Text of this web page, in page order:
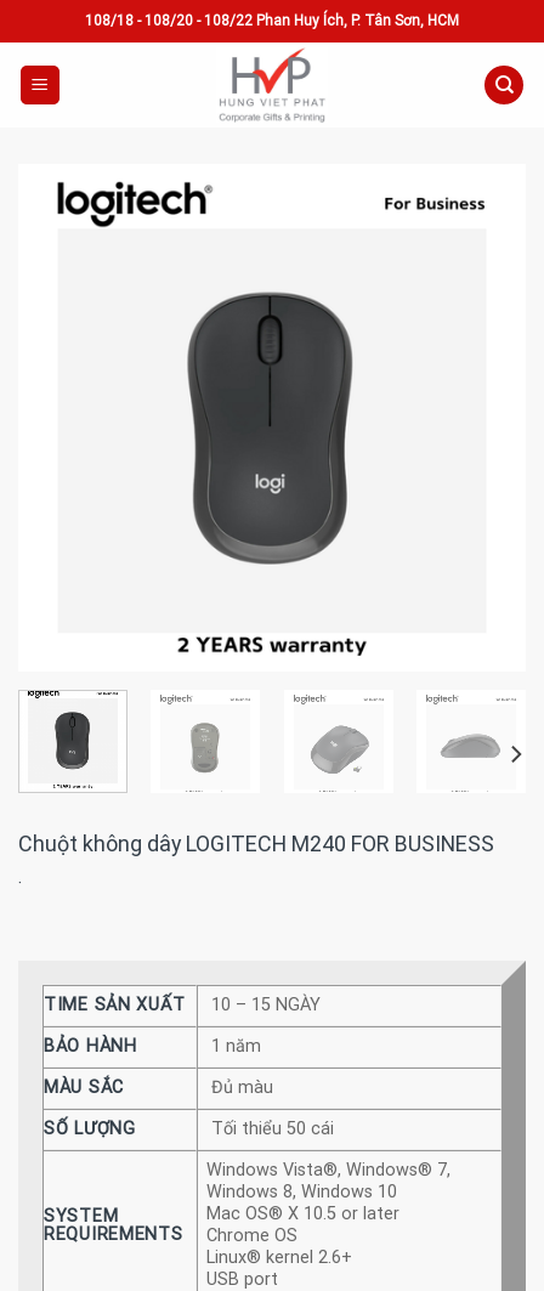
to
content
108/18 - 108/20 - 108/22 Phan Huy Ích, P. Tân Sơn, HCM
Chuột không dây LOGITECH M240 FOR BUSINESS
·
TIME SẢN XUẤT
10 – 15 NGÀY
BẢO HÀNH
1 năm
MÀU SẮC
Đủ màu
SỐ LƯỢNG
Tối thiểu 50 cái
SYSTEM
REQUIREMENTS
Windows Vista®, Windows® 7,
Windows 8, Windows 10
Mac OS® X 10.5 or later
Chrome OS
Linux® kernel 2.6+
USB port